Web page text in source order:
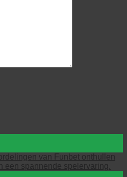
van Funbet onthullen
een spannende spelervaring.